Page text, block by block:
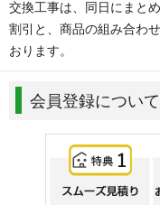
交換工事は、同日にまと
割引と、商品の組み合わ
おります。
会員登録について